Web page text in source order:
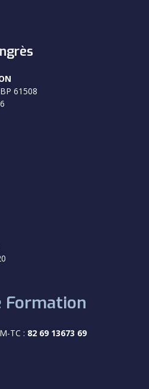
61508
Formation
TC : 82 69 13673 69